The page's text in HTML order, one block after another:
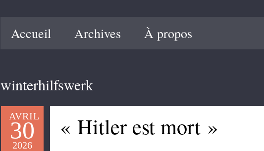
Accueil Archives À propos
winterhilfswerk
AVRIL
30
2026
« Hitler est mort »